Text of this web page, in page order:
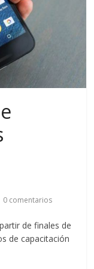
0 comentarios
de finales de
de capacitación